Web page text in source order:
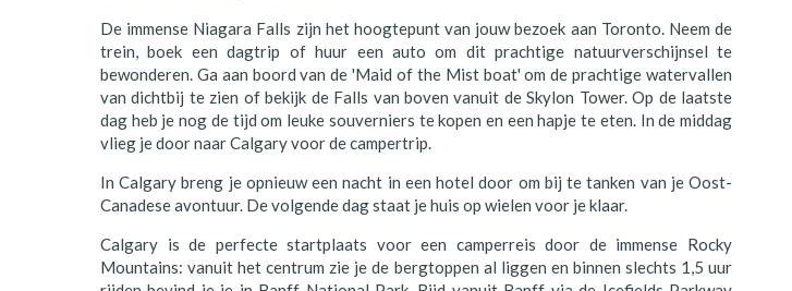
Schotland
Zuid-Afrika
De immense Niagara Falls zijn het hoogtepunt van jouw bezoek aan Toronto. Neem de
trein, boek een dagtrip of huur een auto om dit prachtige natuurverschijnsel te
bewonderen. Ga aan boord van de 'Maid of the Mist boat' om de prachtige watervallen
van dichtbij te zien of bekijk de Falls van boven vanuit de Skylon Tower. Op de laatste
dag heb je nog de tijd om leuke souverniers te kopen en een hapje te eten. In de middag
vlieg je door naar Calgary voor de campertrip.
In Calgary breng je opnieuw een nacht in een hotel door om bij te tanken van je Oost-
Canadese avontuur. De volgende dag staat je huis op wielen voor je klaar.
Calgary is de perfecte startplaats voor een camperreis door de immense Rocky
Mountains: vanuit het centrum zie je de bergtoppen al liggen en binnen slechts 1,5 uur